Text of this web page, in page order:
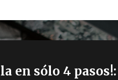
en sólo 4 pasos!: